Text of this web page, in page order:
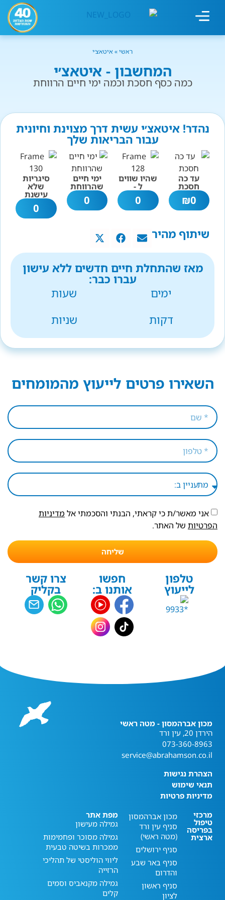
ראשי» איטאצ׳י
המחשבון - איטאצ׳י
כמה כסף חסכת וכמה ימי חיים הרווחת
נהדר! איטאצ׳י עשית דרך מצוינת וחיונית
עבור הבריאות שלך
עד כה
חסכת
0
₪
שהיו שווים
ל -
0
ימי חיים
שהרווחת
0
סיגריות
שלא
עישנת
0
שיתוף מהיר
מאז שהתחלת חיים חדשים ללא עישון
עברו כבר:
ימים
שעות
דקות
שניות
השאירו פרטים לייעוץ מהמומחים
אני מאשר/ת כי קראתי, הבנתי והסכמתי אל מדיניות
הפרטיות של האתר.
שליחה
טלפון
לייעוץ
חפשו
אותנו ב:
צרו קשר
בקליק
מכון אברהמסון - מטה ראשי
הירדן 20, עין ורד
073-360-8963
service@abrahamson.co.il
הצהרת נגישות
תנאי שימוש
מדיניות פרטיות
מרכזי
טיפול
בפריסה
ארצית
מכון אברהמסון
סניף עין ורד
(מטה ראשי)
סניף ירושלים
סניף באר שבע
והדרום
סניף ראשון
לציון
מפת אתר
גמילה מעישון
גמילה מסוכר ופחמימות
ממכרות בשיטה טבעית
ליווי הוליסטי של תהליכי
הרזייה
גמילה מקנאביס וסמים
קלים